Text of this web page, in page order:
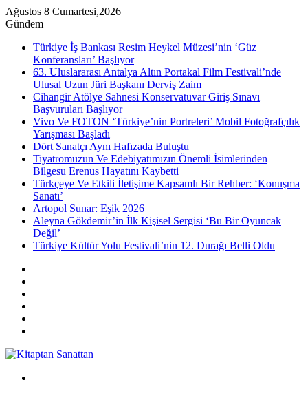
Ağustos 8 Cumartesi,2026
Gündem
Türkiye İş Bankası Resim Heykel Müzesi’nin ‘Güz
Konferansları’ Başlıyor
63. Uluslararası Antalya Altın Portakal Film Festivali’nde
Ulusal Uzun Jüri Başkanı Derviş Zaim
Cihangir Atölye Sahnesi Konservatuvar Giriş Sınavı
Başvuruları Başlıyor
Vivo Ve FOTON ‘Türkiye’nin Portreleri’ Mobil Fotoğrafçılık
Yarışması Başladı
Dört Sanatçı Aynı Hafızada Buluştu
Tiyatromuzun Ve Edebiyatımızın Önemli İsimlerinden
Bilgesu Erenus Hayatını Kaybetti
Türkçeye Ve Etkili İletişime Kapsamlı Bir Rehber: ‘Konuşma
Sanatı’
Artopol Sunar: Eşik 2026
Aleyna Gökdemir’in İlk Kişisel Sergisi ‘Bu Bir Oyuncak
Değil’
Türkiye Kültür Yolu Festivali’nin 12. Durağı Belli Oldu